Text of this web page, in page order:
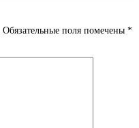
Обязательные поля помечены *